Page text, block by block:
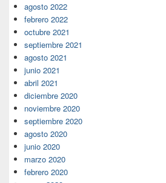
agosto 2022
febrero 2022
octubre 2021
septiembre 2021
agosto 2021
junio 2021
abril 2021
diciembre 2020
noviembre 2020
septiembre 2020
agosto 2020
junio 2020
marzo 2020
febrero 2020